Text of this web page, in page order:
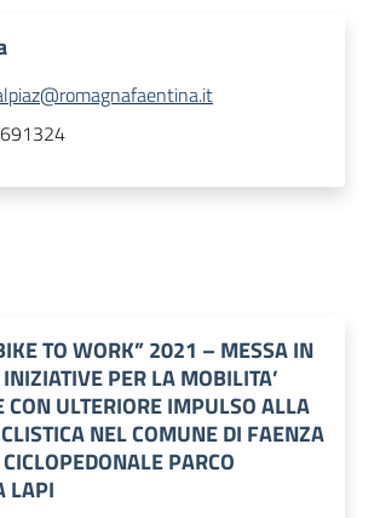
TO WORK” 2021 – MESSA IN
PER LA MOBILITA’
CON ULTERIORE IMPULSO ALLA
NEL COMUNE DI FAENZA
PARCO
LAPI